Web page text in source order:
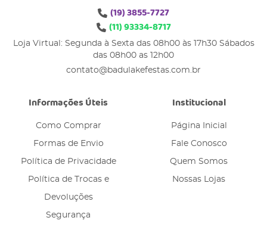
(19)3855-7727
(11)93334-8717
Loja Virtual: Segunda à Sexta das 08h00 às 17h30 Sábados
das 08h00 as 12h00
contato@badulakefestas.com.br
Informações Úteis
Como Comprar
Formas de Envio
Política de Privacidade
Política de Trocas e
Devoluções
Segurança
Institucional
Página Inicial
Fale Conosco
Quem Somos
Nossas Lojas